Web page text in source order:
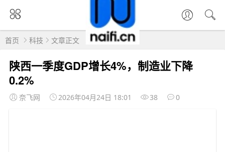
首页 科技 文章正文
陕西一季度GDP增长4%，制造业下降
0.2%
奈飞网 2026年04月24日 18:01 38 0